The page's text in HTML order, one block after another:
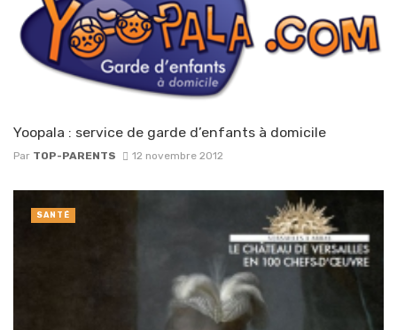
Yoopala : service de garde d’enfants à domicile
Par TOP-PARENTS 12 novembre 2012
SANTÉ